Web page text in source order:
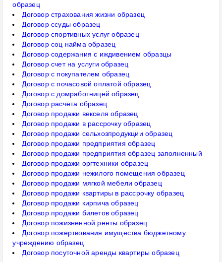
образец
Договор страхования жизни образец
Договор ссуды образец
Договор спортивных услуг образец
Договор соц найма образец
Договор содержания с иждивением образцы
Договор счет на услуги образец
Договор с покупателем образец
Договор с почасовой оплатой образец
Договор с домработницей образец
Договор расчета образец
Договор продажи векселя образец
Договор продажи в рассрочку образец
Договор продажи сельхозпродукции образец
Договор продажи предприятия образец
Договор продажи предприятия образец заполненный
Договор продажи оргтехники образец
Договор продажи нежилого помещения образец
Договор продажи мягкой мебели образец
Договор продажи квартиры в рассрочку образец
Договор продажи кирпича образец
Договор продажи билетов образец
Договор пожизненной ренты образец
Договор пожертвования имущества бюджетному
учреждению образец
Договор посуточной аренды квартиры образец